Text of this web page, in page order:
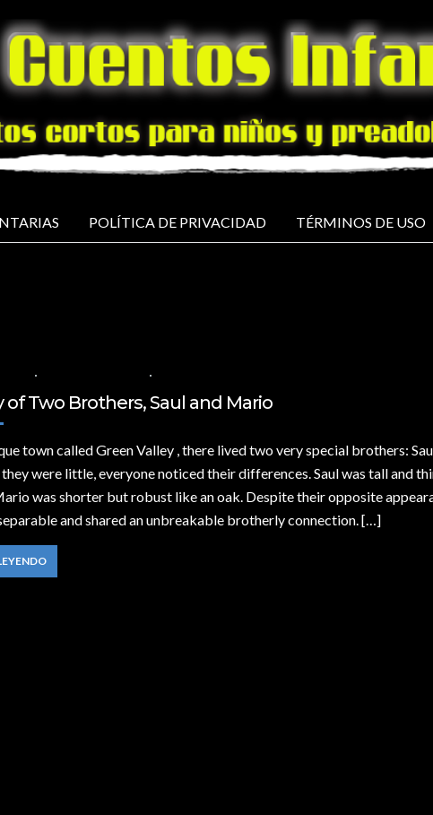
POLÍTICA DE PRIVACIDAD TÉRMINOS DE USO
of Two Brothers, Saul and Mario
town called Green Valley , there lived two very special brothers:
were little, everyone noticed their differences. Saul was tall and
was shorter but robust like an oak. Despite their opposite
and shared an unbreakable brotherly connection. […]